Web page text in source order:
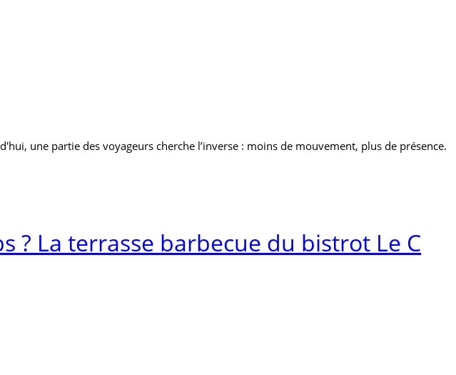
une partie des voyageurs cherche l’inverse : moins de mouvement, plus de présence.
? La terrasse barbecue du bistrot Le C